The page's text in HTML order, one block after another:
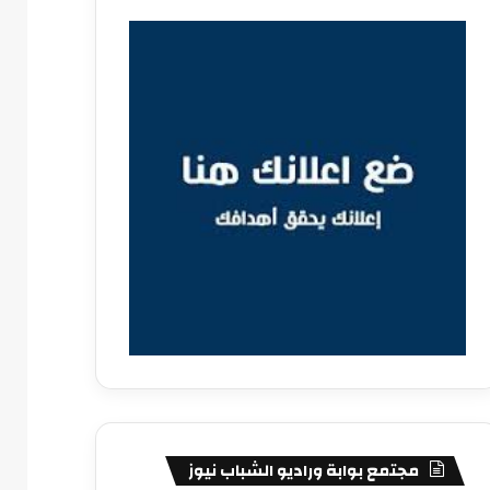
مجتمع بوابة وراديو الشباب نيوز